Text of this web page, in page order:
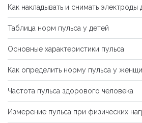
Как накладывать и снимать электроды
Таблица норм пульса у детей
Основные характеристики пульса
Как определить норму пульса у
Частота пульса здорового человека
Измерение пульса при физических